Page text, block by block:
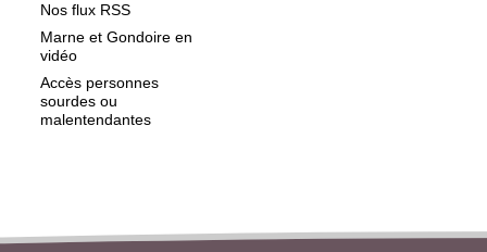
Nos flux RSS
Marne et Gondoire en
vidéo
Accès personnes
sourdes ou
malentendantes